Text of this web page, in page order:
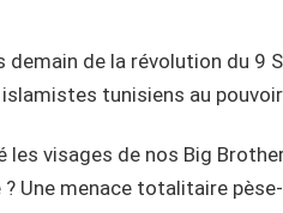
demain de la révolution du 9
tunisiens au
visages de nos Big
Une menace totalitaire